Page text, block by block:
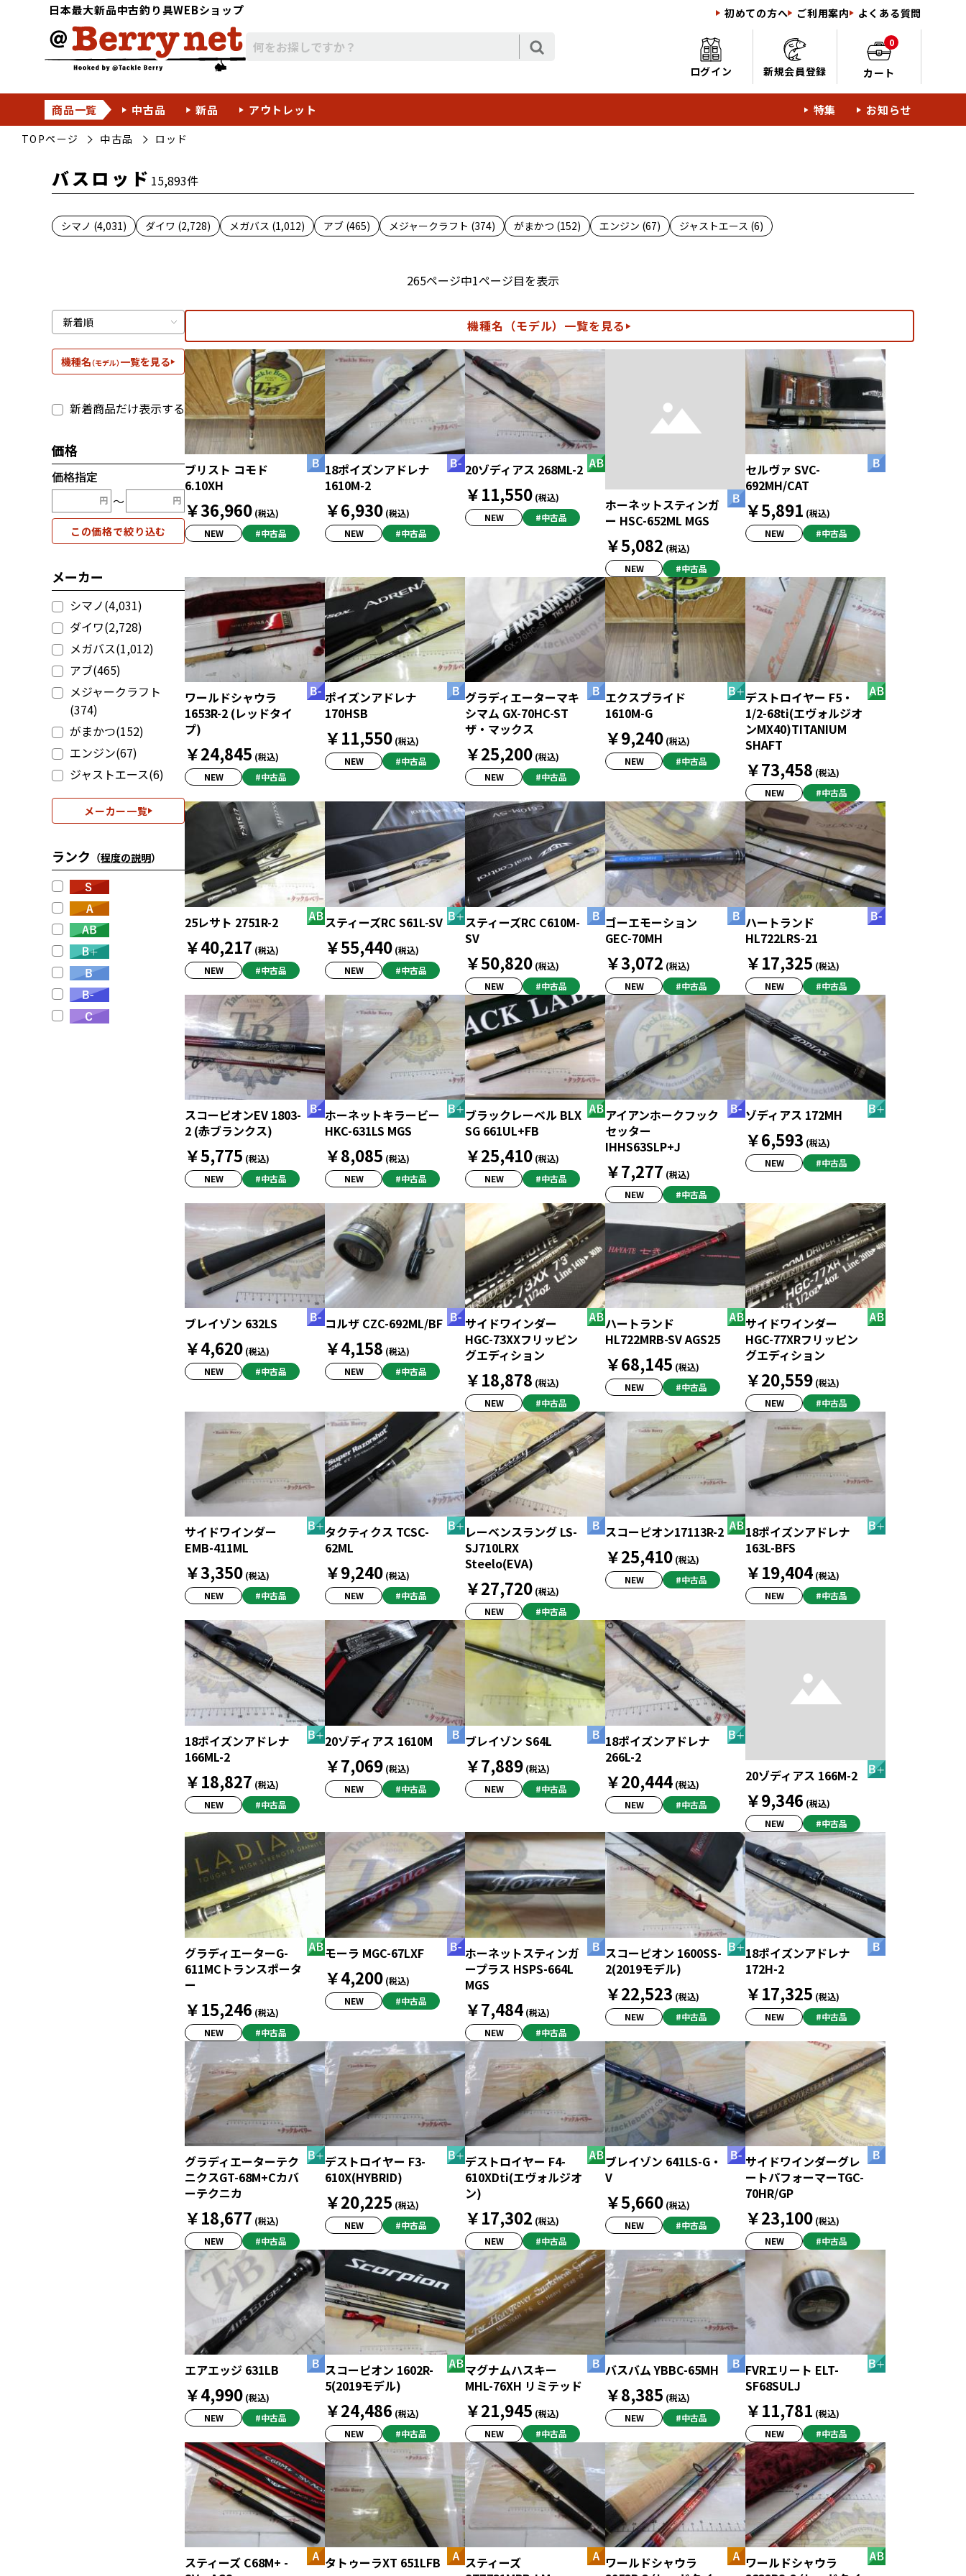
日本最大新品中古釣り具WEBショップ 初めての方へ ご利用案内 よくある質問
ログイン 新規会員登録
0
カート
商品一覧 中古品 新品 アウトレット 特集 お知らせ
TOPページ 中古品 ロッド
バスロッド 15,893件
シマノ (4,031) ダイワ (2,728) メガバス (1,012) アブ (465) メジャークラフト (374) がまかつ (152) エンジン (67) ジャストエース (6)
265ページ中1ページ目を表示
機種名（モデル）一覧を見る
新着商品だけ表示する
価格
価格指定
〜
この価格で絞り込む
メーカー
シマノ(4,031)
ダイワ(2,728)
メガバス(1,012)
アブ(465)
メジャークラフト
(374)
がまかつ(152)
エンジン(67)
ジャストエース(6)
メーカー一覧
ランク （程度の説明）
機種名（モデル）一覧を見る
ブリスト コモド
6.10XH
￥36,960 (税込)
NEW
#中古品
18ポイズンアドレナ
1610M-2
￥6,930 (税込)
NEW
#中古品
20ゾディアス 268ML-2
￥11,550 (税込)
NEW
#中古品
ホーネットスティンガ
ー HSC-652ML MGS
￥5,082 (税込)
NEW
#中古品
セルヴァ SVC-
692MH/CAT
￥5,891 (税込)
NEW
#中古品
ワールドシャウラ
1653R-2 (レッドタイ
プ)
￥24,845 (税込)
NEW
#中古品
ポイズンアドレナ
170HSB
￥11,550 (税込)
NEW
#中古品
グラディエーターマキ
シマム GX-70HC-ST
ザ・マックス
￥25,200 (税込)
NEW
#中古品
エクスプライド
1610M-G
￥9,240 (税込)
NEW
#中古品
デストロイヤー F5・
1/2-68ti(エヴォルジオ
ンMX40)TITANIUM
SHAFT
￥73,458 (税込)
NEW
#中古品
25レサト 2751R-2
￥40,217 (税込)
NEW
#中古品
スティーズRC S61L-SV
￥55,440 (税込)
NEW
#中古品
スティーズRC C610M-
SV
￥50,820 (税込)
NEW
#中古品
ゴーエモーション
GEC-70MH
￥3,072 (税込)
NEW
#中古品
ハートランド
HL722LRS-21
￥17,325 (税込)
NEW
#中古品
スコーピオンEV 1803-
2 (赤ブランクス)
￥5,775 (税込)
NEW
#中古品
ホーネットキラービー
HKC-631LS MGS
￥8,085 (税込)
NEW
#中古品
ブラックレーベル BLX
SG 661UL+FB
￥25,410 (税込)
NEW
#中古品
アイアンホークフック
セッター
IHHS63SLP+J
￥7,277 (税込)
NEW
#中古品
ゾディアス 172MH
￥6,593 (税込)
NEW
#中古品
ブレイゾン 632LS
￥4,620 (税込)
NEW
#中古品
コルザ CZC-692ML/BF
￥4,158 (税込)
NEW
#中古品
サイドワインダー
HGC-73XXフリッピン
グエディション
￥18,878 (税込)
NEW
#中古品
ハートランド
HL722MRB-SV AGS25
￥68,145 (税込)
NEW
#中古品
サイドワインダー
HGC-77XRフリッピン
グエディション
￥20,559 (税込)
NEW
#中古品
サイドワインダー
EMB-411ML
￥3,350 (税込)
NEW
#中古品
タクティクス TCSC-
62ML
￥9,240 (税込)
NEW
#中古品
レーベンスラング LS-
SJ710LRX
Steelo(EVA)
￥27,720 (税込)
NEW
#中古品
スコーピオン17113R-2
￥25,410 (税込)
NEW
#中古品
18ポイズンアドレナ
163L-BFS
￥19,404 (税込)
NEW
#中古品
18ポイズンアドレナ
166ML-2
￥18,827 (税込)
NEW
#中古品
20ゾディアス 1610M
￥7,069 (税込)
NEW
#中古品
ブレイゾン S64L
￥7,889 (税込)
NEW
#中古品
18ポイズンアドレナ
266L-2
￥20,444 (税込)
NEW
#中古品
20ゾディアス 166M-2
￥9,346 (税込)
NEW
#中古品
グラディエーターG-
611MCトランスポータ
ー
￥15,246 (税込)
NEW
#中古品
モーラ MGC-67LXF
￥4,200 (税込)
NEW
#中古品
ホーネットスティンガ
ープラス HSPS-664L
MGS
￥7,484 (税込)
NEW
#中古品
スコーピオン 1600SS-
2(2019モデル)
￥22,523 (税込)
NEW
#中古品
18ポイズンアドレナ
172H-2
￥17,325 (税込)
NEW
#中古品
グラディエーターテク
ニクスGT-68M+Cカバ
ーテクニカ
￥18,677 (税込)
NEW
#中古品
デストロイヤー F3-
610X(HYBRID)
￥20,225 (税込)
NEW
#中古品
デストロイヤー F4-
610XDti(エヴォルジオ
ン)
￥17,302 (税込)
NEW
#中古品
ブレイゾン 641LS-G・
V
￥5,660 (税込)
NEW
#中古品
サイドワインダーグレ
ートパフォーマーTGC-
70HR/GP
￥23,100 (税込)
NEW
#中古品
エアエッジ 631LB
￥4,990 (税込)
NEW
#中古品
スコーピオン 1602R-
5(2019モデル)
￥24,486 (税込)
NEW
#中古品
マグナムハスキー
MHL-76XH リミテッド
￥21,945 (税込)
NEW
#中古品
バスバム YBBC-65MH
￥8,385 (税込)
NEW
#中古品
FVRエリート ELT-
SF68SULJ
￥11,781 (税込)
NEW
#中古品
スティーズ C68M+ -
タトゥーラXT 651LFB
スティーズ
ワールドシャウラ
ワールドシャウラ